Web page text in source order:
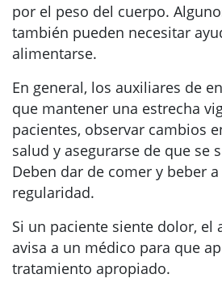
por el peso del cuerpo.
también pueden necesitar
alimentarse.
En general, los auxiliares de
que mantener una estrecha
pacientes, observar cambios
salud y asegurarse de que se
Deben dar de comer y beber
regularidad.
Si un paciente siente dolor, el
avisa a un médico para que
tratamiento apropiado.